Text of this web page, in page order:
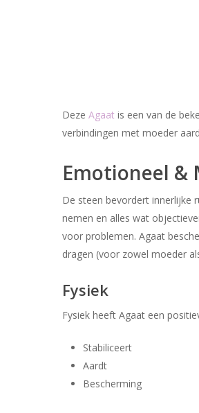
Deze Agaat is een van de
verbindingen met moeder
Emotioneel &
De steen bevordert innerlijke
nemen en alles wat
voor problemen. Agaat
dragen (voor zowel moeder
Fysiek
Fysiek heeft Agaat een
Stabiliceert
Aardt
Bescherming